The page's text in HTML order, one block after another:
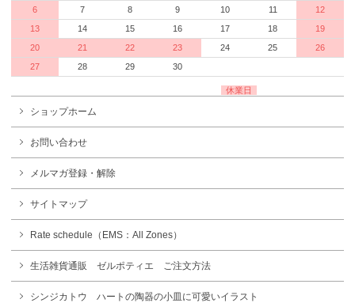
6
7 8 9 10 11
12
13
14 15 16 17 18
19
20
21 22 23 24 25
26
27
28 29 30
休業日
ショップホーム
お問い合わせ
メルマガ登録・解除
サイトマップ
Rate schedule（EMS：All Zones）
生活雑貨通販 ゼルポティエ ご注文方法
シンジカトウ ハートの陶器の小皿に可愛いイラスト